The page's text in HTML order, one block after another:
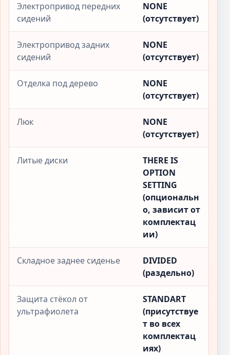
Электропривод передних
сидений
NONE
(отсутствует)
Электропривод задних
сидений
NONE
(отсутствует)
Отделка под дерево
NONE
(отсутствует)
Люк
NONE
(отсутствует)
Литые диски
THERE IS
OPTION
SETTING
(опциональн
о, зависит от
комплектац
ии)
Складное заднее сиденье
DIVIDED
(раздельно)
Защита стёкол от
ультрафиолета
STANDART
(присутствуе
т во всех
комплектац
иях)